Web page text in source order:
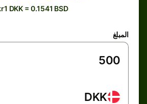
kr1 DKK = 0.1541 BSD
المبلغ
DKK